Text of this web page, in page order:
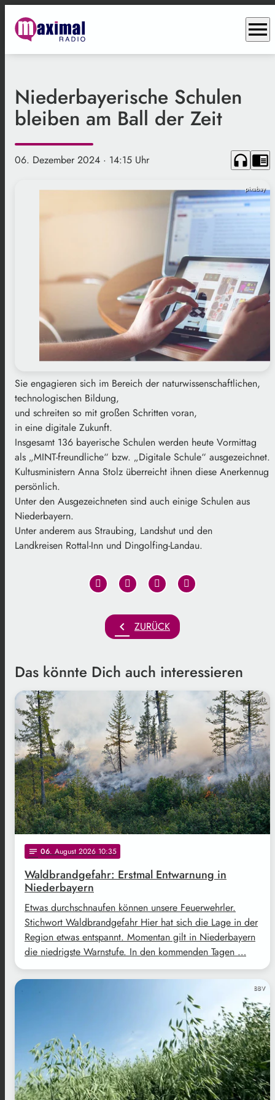
menu
Niederbayerische Schulen
bleiben am Ball der Zeit
06. Dezember 2024 · 14:15 Uhr headphones chrome_reader_mode
pixabay
Sie engagieren sich im Bereich der naturwissenschaftlichen,
technologischen Bildung,
und schreiten so mit großen Schritten voran,
in eine digitale Zukunft.
Insgesamt 136 bayerische Schulen werden heute Vormittag
als „MINT-freundliche“ bzw. „Digitale Schule“ ausgezeichnet.
Kultusministern Anna Stolz überreicht ihnen diese Anerkennug
persönlich.
Unter den Ausgezeichneten sind auch einige Schulen aus
Niederbayern.
Unter anderem aus Straubing, Landshut und den
Landkreisen Rottal-Inn und Dingolfing-Landau.
chevron_left ZURÜCK
Das könnte Dich auch interessieren
Freepik
notes 06. August 2026 10:35
Waldbrandgefahr: Erstmal Entwarnung in
Niederbayern
Etwas durchschnaufen können unsere Feuerwehrler.
Stichwort Waldbrandgefahr Hier hat sich die Lage in der
Region etwas entspannt. Momentan gilt in Niederbayern
die niedrigste Warnstufe. In den kommenden Tagen …
BBV